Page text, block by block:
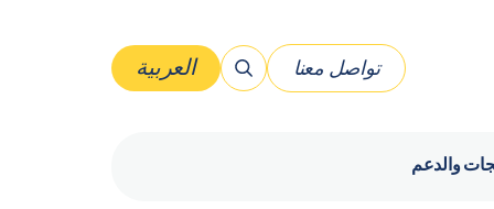
تواصل معنا العربية
والدعم